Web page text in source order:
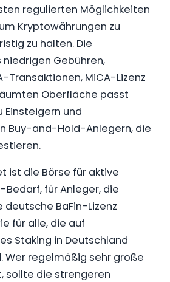
regulierten Möglichkeiten
Kryptowährungen zu
zu halten. Die
Gebühren,
Transaktionen, MiCA-Lizenz
Oberfläche passt
Einsteigern und
Buy-and-Hold-Anlegern, die
ist die Börse für aktive
für Anleger, die
deutsche BaFin-Lizenz
für alle, die auf
Staking in Deutschland
Wer regelmäßig sehr große
sollte die strengeren